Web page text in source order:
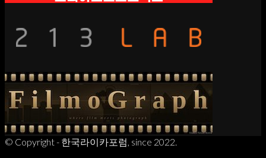
© Copyright - 한국라이카포럼, since 2022.